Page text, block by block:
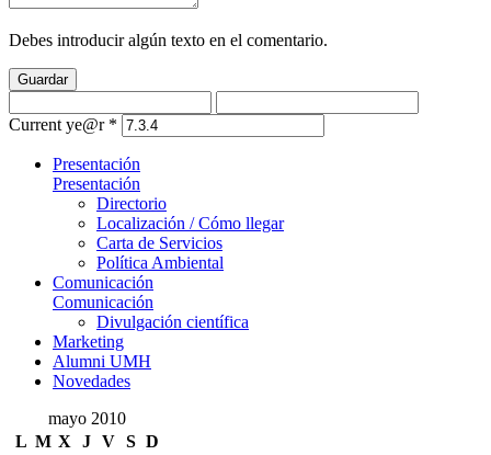
Debes introducir algún texto en el comentario.
Guardar
Current ye@r *
Presentación
Presentación
Directorio
Localización / Cómo llegar
Carta de Servicios
Política Ambiental
Comunicación
Comunicación
Divulgación científica
Marketing
Alumni UMH
Novedades
mayo 2010
L M X J V S D